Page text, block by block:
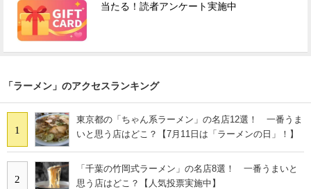
当たる！読者アンケート実施中
「ラーメン」のアクセスランキング
1
東京都の「ちゃん系ラーメン」の名店12選！ 一番うま
いと思う店はどこ？【7月11日は「ラーメンの日」！】
2
「千葉の竹岡式ラーメン」の名店8選！ 一番うまいと
思う店はどこ？【人気投票実施中】